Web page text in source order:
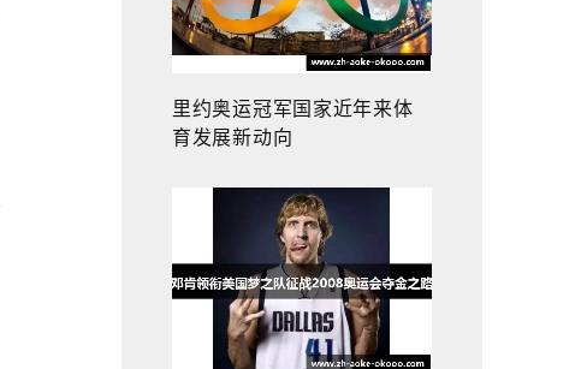
里约奥运冠军国家近年来体
育发展新动向